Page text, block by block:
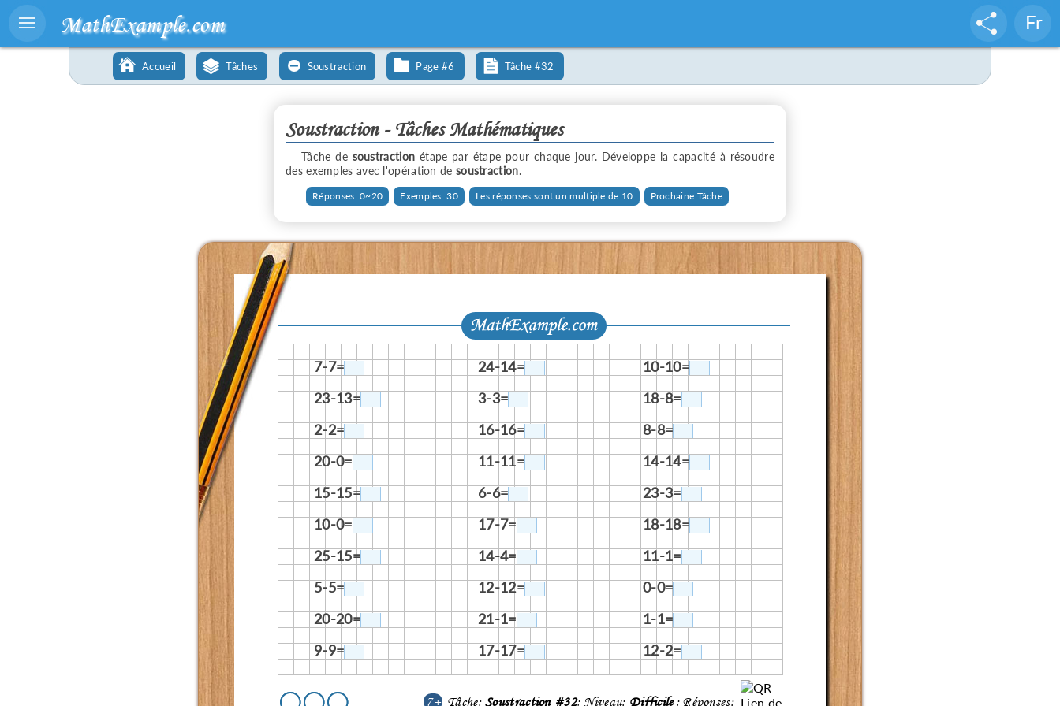
MathExample.com Fr
Accueil Tâches Soustraction Page #6 Tâche #32
Soustraction - Tâches Mathématiques
Tâche de soustraction étape par étape pour chaque jour. Développe la capacité à résoudre
des exemples avec l'opération de soustraction.
Réponses: 0~20 Exemples: 30 Les réponses sont un multiple de 10 Prochaine Tâche
7-7= 24-14=
10-10=
23-13=
3-3=
18-8=
2-2=
16-16=
8-8=
20-0=
11-11=
14-14=
15-15=
6-6=
23-3=
10-0=
17-7=
18-18=
25-15=
14-4=
11-1=
5-5=
12-12=
0-0=
20-20=
21-1=
1-1=
9-9=
17-17= 12-2=
7+ Tâche:Soustraction #32; Niveau: Difficile ; Réponses: